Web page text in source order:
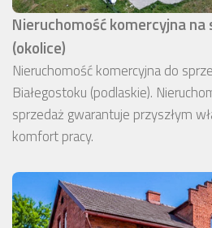
Nieruchomość komercyjna na
(okolice)
Nieruchomość komercyjna do
Białegostoku (podlaskie).
sprzedaż gwarantuje przyszłym
komfort pracy.